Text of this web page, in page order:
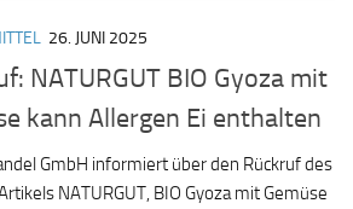
26. JUNI 2025
NATURGUT BIO Gyoza mit
kann Allergen Ei enthalten
GmbH informiert über den Rückruf des
NATURGUT, BIO Gyoza mit Gemüse